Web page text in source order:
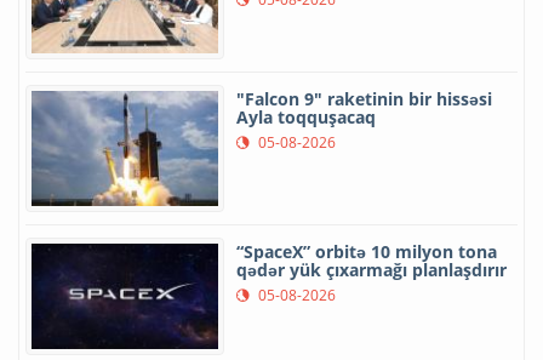
"Falcon 9" raketinin bir hissəsi
Ayla toqquşacaq
05-08-2026
“SpaceX” orbitə 10 milyon tona
qədər yük çıxarmağı planlaşdırır
05-08-2026